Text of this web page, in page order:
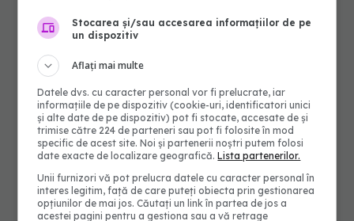
Stocarea și/sau accesarea informațiilor de pe
un dispozitiv
Aflați mai multe
Datele dvs. cu caracter personal vor fi prelucrate, iar
informațiile de pe dispozitiv (cookie-uri, identificatori unici
și alte date de pe dispozitiv) pot fi stocate, accesate de și
trimise către 224 de parteneri sau pot fi folosite în mod
specific de acest site. Noi și partenerii noștri putem folosi
date exacte de localizare geografică.Lista partenerilor.
Unii furnizori vă pot prelucra datele cu caracter personal în
interes legitim, față de care puteți obiecta prin gestionarea
opțiunilor de mai jos. Căutați un link în partea de jos a
acestei pagini pentru a gestiona sau a vă retrage